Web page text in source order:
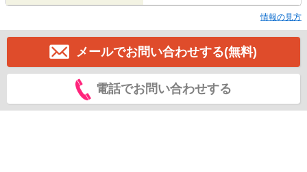
情報の見方
メールでお問い合わせする(無料)
電話でお問い合わせする